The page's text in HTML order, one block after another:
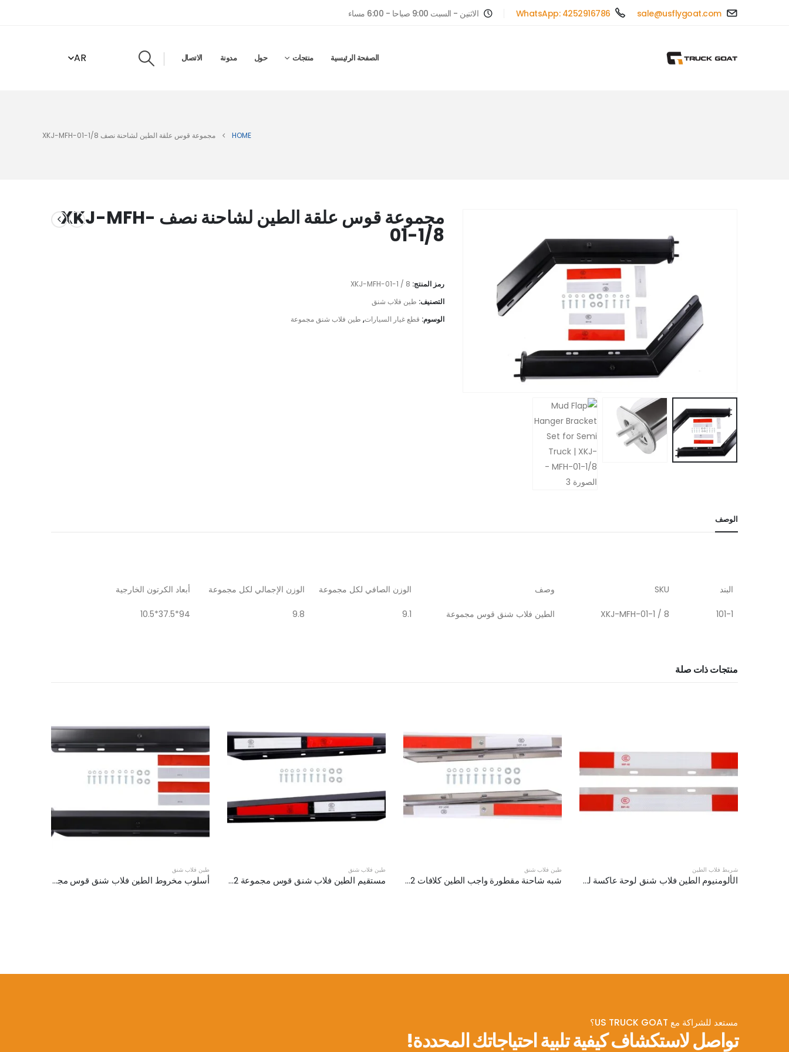
sale@usflygoat.com
WhatsApp: 4252916786 الاثنين - السبت 9:00 صباحا - 6:00 مساء
الصفحة الرئيسية منتجات حول مدونة الاتصال AR
HOME مجموعة قوس علقة الطين لشاحنة نصف XKJ-MFH-01-1/8
مجموعة قوس علقة الطين لشاحنة نصف XKJ-MFH-
01-1/8
رمز المنتج: XKJ-MFH-01-1 / 8
التصنيف: طين فلاب شنق
الوسوم: قطع غيار السيارات, طين فلاب شنق مجموعة
الوصف
البند SKU وصف الوزن الصافي لكل مجموعة الوزن الإجمالي لكل مجموعة أبعاد الكرتون الخارجية
101-1
XKJ-MFH-01-1 / 8 الطين فلاب شنق قوس مجموعة 9.1
9.8
94*37.5*10.5
منتجات ذات صلة
شريط فلاب الطين
الألومنيوم الطين فلاب شنق لوحة عاكسة لشاحنة نصف XKJ-MFS-S24AL
طين فلاب شنق
شبه شاحنة مقطورة واجب الطين كلافات XKJ-MFH-03-SS-1/2
طين فلاب شنق
مستقيم الطين فلاب شنق قوس مجموعة XKJ-MFH-03-1/2
طين فلاب شنق
أسلوب مخروط الطين فلاب شنق قوس مجموعة XKJ-MFH-02-1/2
مستعد للشراكة مع US TRUCK GOAT؟
تواصل لاستكشاف كيفية تلبية احتياجاتك المحددة!